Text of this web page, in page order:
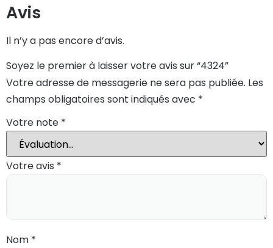
Avis
Il n’y a pas encore d’avis.
Soyez le premier à laisser votre avis sur “4324”
Votre adresse de messagerie ne sera pas publiée. Les
champs obligatoires sont indiqués avec *
Votre note *
Votre avis *
Nom *